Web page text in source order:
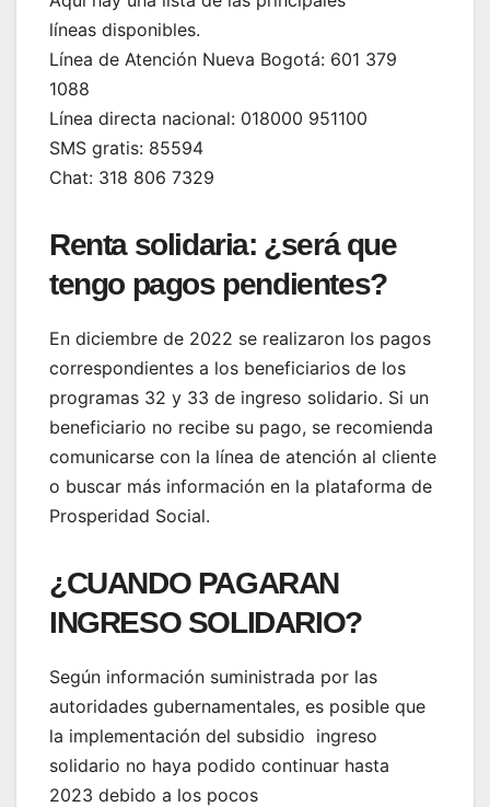
líneas disponibles.
Línea de Atención Nueva Bogotá: 601 379
1088
Línea directa nacional: 018000 951100
SMS gratis: 85594
Chat: 318 806 7329
Renta solidaria: ¿será que
tengo pagos pendientes?
En diciembre de 2022 se realizaron los pagos
correspondientes a los beneficiarios de los
programas 32 y 33 de ingreso solidario. Si un
beneficiario no recibe su pago, se recomienda
comunicarse con la línea de atención al cliente
o buscar más información en la plataforma de
Prosperidad Social.
¿CUANDO PAGARAN
INGRESO SOLIDARIO?
Según información suministrada por las
autoridades gubernamentales, es posible que
la implementación del subsidio ingreso
solidario no haya podido continuar hasta
2023 debido a los pocos